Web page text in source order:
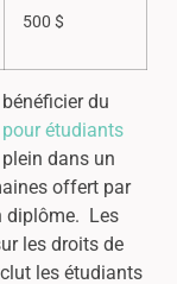
500 $
du
étudiants
dans un
offert par
diplôme. Les
les droits de
les étudiants